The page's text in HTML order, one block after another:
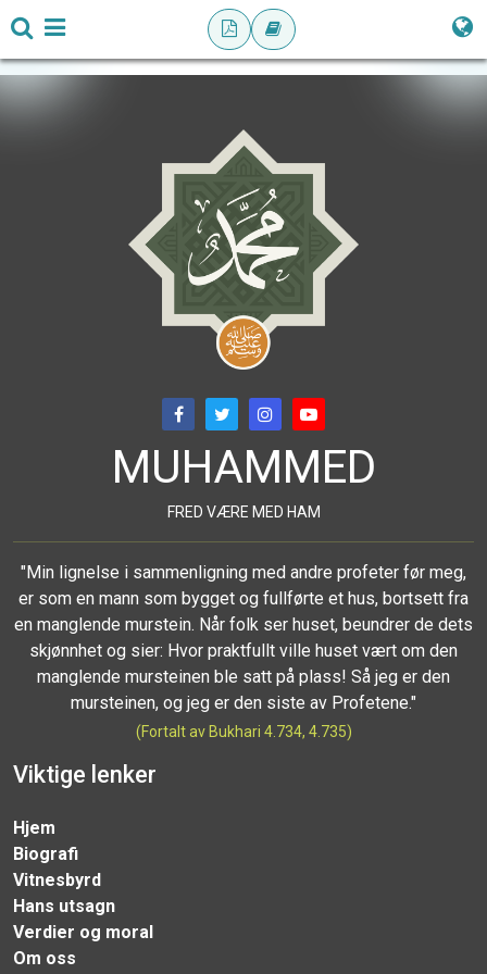
MUHAMMED
FRED VÆRE MED HAM
"Min lignelse i sammenligning med andre profeter før meg,
er som en mann som bygget og fullførte et hus, bortsett fra
en manglende murstein. Når folk ser huset, beundrer de dets
skjønnhet og sier: Hvor praktfullt ville huset vært om den
manglende mursteinen ble satt på plass! Så jeg er den
mursteinen, og jeg er den siste av Profetene."
(Fortalt av Bukhari 4.734, 4.735)
Viktige lenker
Hjem
Biografi
Vitnesbyrd
Hans utsagn
Verdier og moral
Om oss